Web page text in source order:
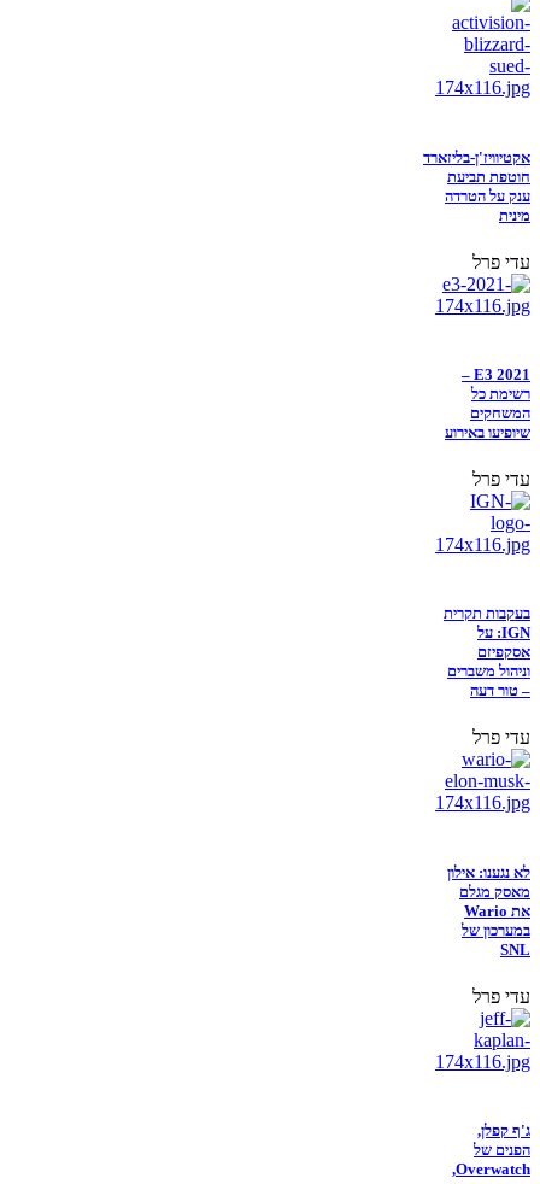
אקטיוויז'ן-בליזארד
חוטפת תביעת
ענק על הטרדה
מינית
עדי פרל
E3 2021 –
רשימת כל
המשחקים
שיופיעו באירוע
עדי פרל
בעקבות תקרית
IGN: על
אסקפיזם
וניהול משברים
– טור דעה
עדי פרל
לא נגענו: אילון
מאסק מגלם
את Wario
במערכון של
SNL
עדי פרל
ג'ף קפלן,
הפנים של
Overwatch,